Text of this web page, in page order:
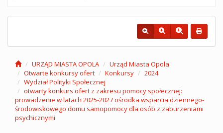
URZĄD MIASTA OPOLA
Urząd Miasta Opola
Otwarte konkursy ofert
Konkursy
2024
Wydział Polityki Społecznej
otwarty konkurs ofert z zakresu pomocy społecznej:
prowadzenie w latach 2025-2027 ośrodka wsparcia dziennego-
środowiskowego domu samopomocy dla osób z zaburzeniami
psychicznymi